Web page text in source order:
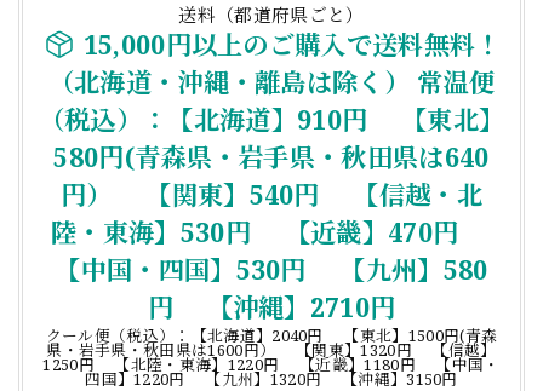
送料（都道府県ごと）
15,000円以上のご購入で送料無料！
（北海道・沖縄・離島は除く） 常温便
（税込）：【北海道】910円 【東北】
580円(青森県・岩手県・秋田県は640
円） 【関東】540円 【信越・北
陸・東海】530円 【近畿】470円
【中国・四国】530円 【九州】580
円 【沖縄】2710円
クール便（税込）：【北海道】2040円 【東北】1500円(青森
県・岩手県・秋田県は1600円） 【関東】1320円 【信越】
1250円 【北陸・東海】1220円 【近畿】1180円 【中国・
四国】1220円 【九州】1320円 【沖縄】3150円